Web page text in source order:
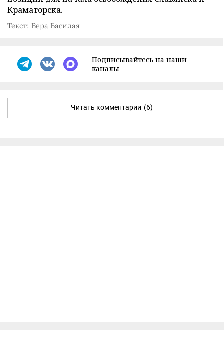
Краматорска.
Текст: Вера Басилая
Подписывайтесь на наши
каналы
Читать комментарии (6)